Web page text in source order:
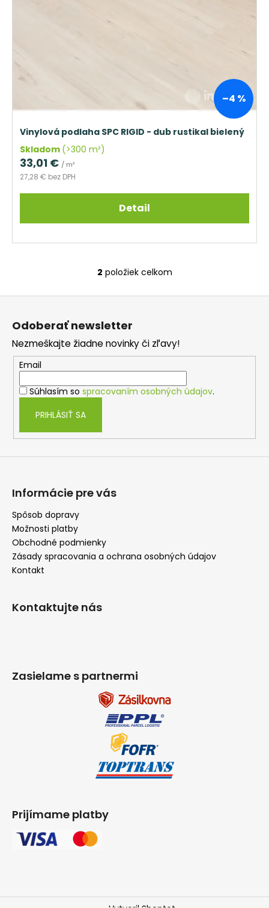
–4 %
Vinylová podlaha SPC RIGID - dub rustikal bielený
Skladom (>300 m²)
27,28 € bez DPH
33,01 € / m²
Detail
O
v
a
c
i
e
p
k
2 položiek celkom
Z
Odoberať newsletter
Nezmeškajte žiadne novinky či zľavy!
Email
Súhlasím so spracovaním osobných údajov.
PRIHLÁSIŤ SA
Informácie pre vás
Spôsob dopravy
Možnosti platby
Obchodné podmienky
Zásady spracovania a ochrana osobných údajov
Kontakt
Kontaktujte nás
Zasielame s partnermi
Prijímame platby